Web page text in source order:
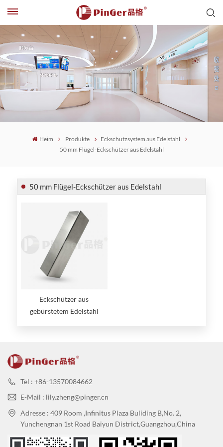
Heim Produkte
Eckschutzsystem aus Edelstahl
50 mm Flügel-Eckschützer aus Edelstahl
50 mm Flügel-Eckschützer aus Edelstahl
Eckschützer aus
gebürstetem Edelstahl
Tel : +86-13570084662
E-Mail : lily.zheng@pinger.cn
Adresse : 409 Room ,Infinitus Plaza Buliding B,No. 2,
Yunchengnan 1st Road Baiyun District,Guangzhou,China